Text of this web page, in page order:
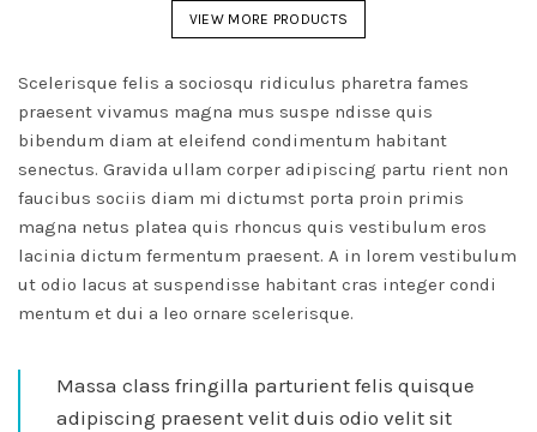
VIEW MORE PRODUCTS
Scelerisque felis a sociosqu ridiculus pharetra fames
praesent vivamus magna mus suspe ndisse quis
bibendum diam at eleifend condimentum habitant
senectus. Gravida ullam corper adipiscing partu rient non
faucibus sociis diam mi dictumst porta proin primis
magna netus platea quis rhoncus quis vestibulum eros
lacinia dictum fermentum praesent. A in lorem vestibulum
ut odio lacus at suspendisse habitant cras integer condi
mentum et dui a leo ornare scelerisque.
Massa class fringilla parturient felis quisque
adipiscing praesent velit duis odio velit sit